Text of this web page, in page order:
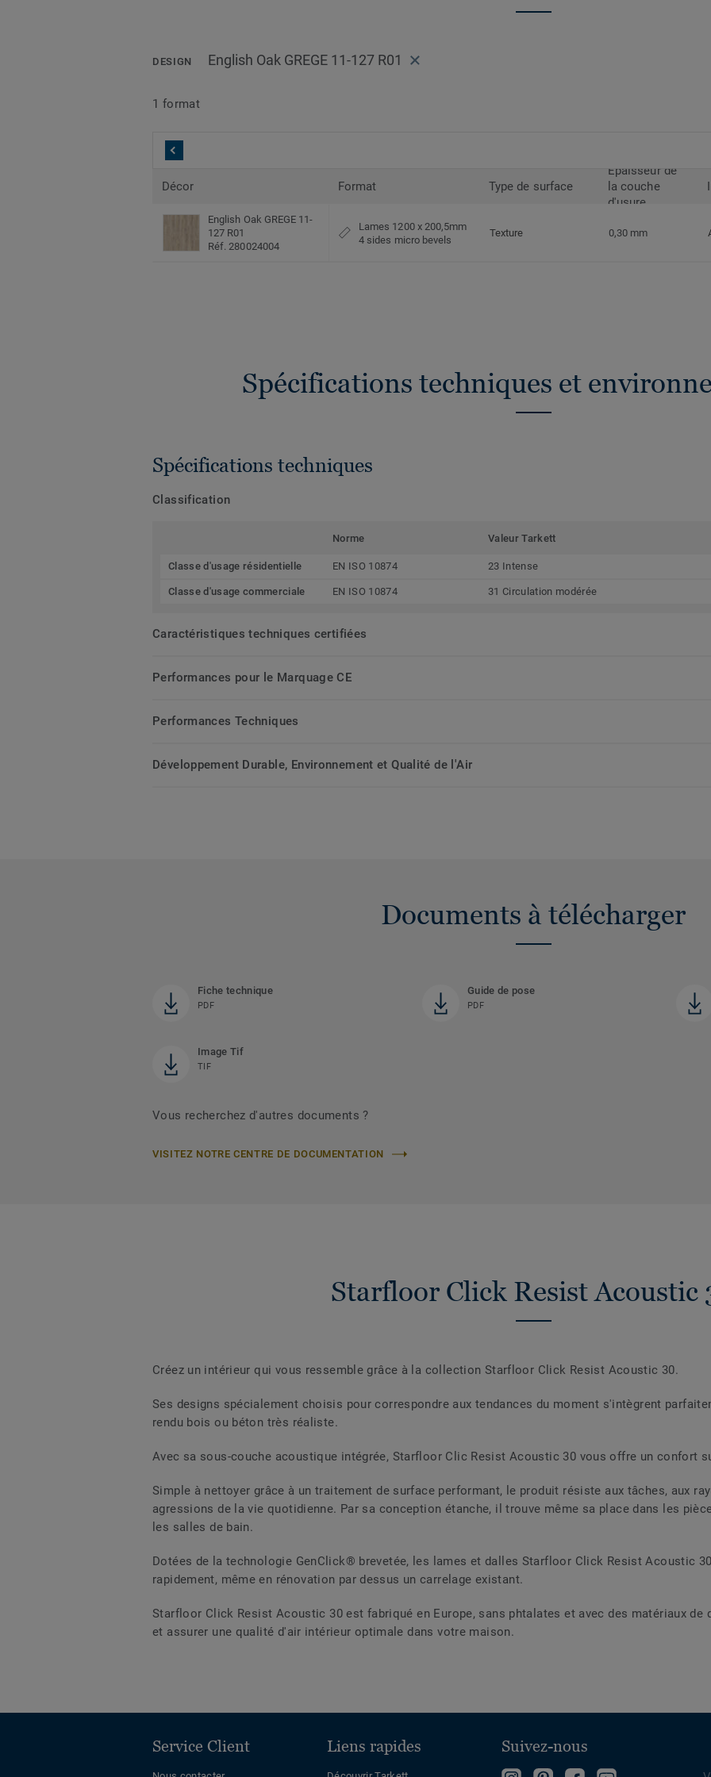
maison.
DESIGN English Oak GREGE 11-127 R01
1 format
Décor Format Type de surface
Epaisseur de
la couche
d'usure
English Oak GREGE 11-
127 R01
Réf. 280024004
Lames 1200 x 200,5mm
4 sides micro bevels
Texture 0,30 mm
Spécifications techniques et
Spécifications techniques
Classification
Norme Valeur Tarkett
Classe d'usage résidentielle EN ISO 10874 23 Intense
Classe d'usage commerciale EN ISO 10874 31 Circulation modérée
Caractéristiques techniques certifiées
Performances pour le Marquage CE
Performances Techniques
Développement Durable, Environnement et Qualité de l'Air
Documents à télécharger
Fiche technique
PDF
Guide de pose
PDF
Image Tif
TIF
Vous recherchez d'autres documents ?
VISITEZ NOTRE CENTRE DE DOCUMENTATION
Starfloor Click Resist Acoustic
Créez un intérieur qui vous ressemble grâce à la collection Starfloor Click Resist Acoustic 30.
Ses designs spécialement choisis pour correspondre aux tendances du moment s'intègrent
rendu bois ou béton très réaliste.
Avec sa sous-couche acoustique intégrée, Starfloor Clic Resist Acoustic 30 vous offre un confort
Simple à nettoyer grâce à un traitement de surface performant, le produit résiste aux tâches, aux
agressions de la vie quotidienne. Par sa conception étanche, il trouve même sa place dans les
les salles de bain.
Dotées de la technologie GenClick® brevetée, les lames et dalles Starfloor Click Resist Acoustic
rapidement, même en rénovation par dessus un carrelage existant.
Starfloor Click Resist Acoustic 30 est fabriqué en Europe, sans phtalates et avec des matériaux de
et assurer une qualité d'air intérieur optimale dans votre maison.
Service Client Liens rapides
Suivez-nous